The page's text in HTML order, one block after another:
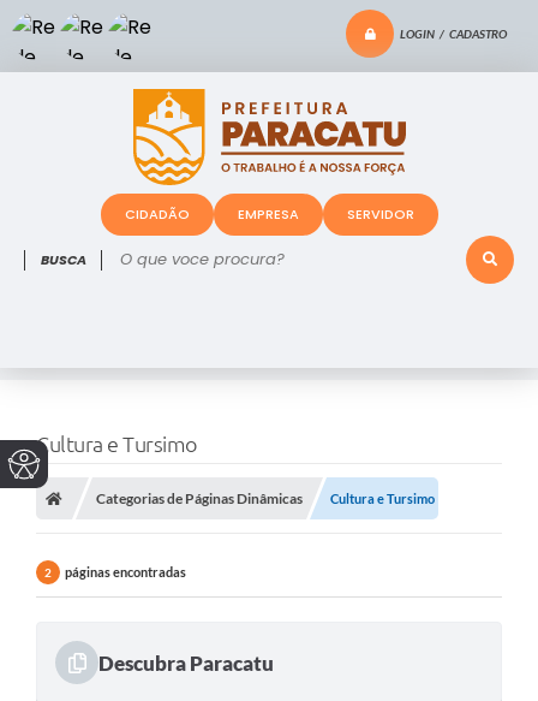
LOGIN / CADASTRO
O que voce procura?
CIDADÃO EMPRESA SERVIDOR
Cultura e Tursimo
Categorias de Páginas Dinâmicas Cultura e Tursimo
2 páginas encontradas
Descubra Paracatu